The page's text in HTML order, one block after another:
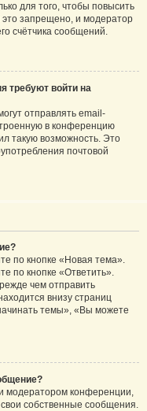
для того, чтобы повысить
запрещено, и модератор
счётчика сообщений.
требуют войти на
отправлять email-
в конференцию
такую возможность. Это
почтовой
по кнопке «Новая тема».
по кнопке «Ответить».
чем отправить
внизу страниц
темы», «Вы можете
модератором конференции,
собственные сообщения.